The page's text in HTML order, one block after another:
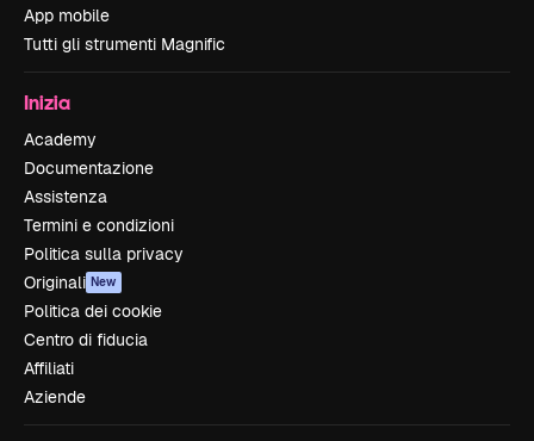
App mobile
Tutti gli strumenti Magnific
Inizia
Academy
Documentazione
Assistenza
Termini e condizioni
Politica sulla privacy
Originali New
Politica dei cookie
Centro di fiducia
Affiliati
Aziende